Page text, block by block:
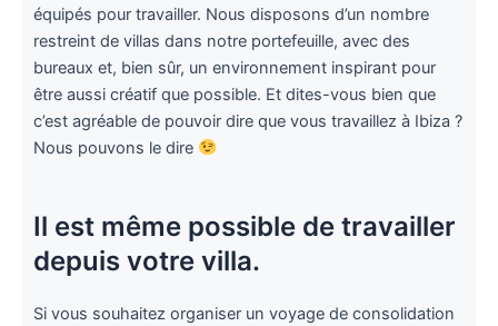
équipés pour travailler. Nous disposons d’un nombre
restreint de villas dans notre portefeuille, avec des
bureaux et, bien sûr, un environnement inspirant pour
être aussi créatif que possible. Et dites-vous bien que
c’est agréable de pouvoir dire que vous travaillez à Ibiza ?
Nous pouvons le dire
Il est même possible de travailler
depuis votre villa.
Si vous souhaitez organiser un voyage de consolidation